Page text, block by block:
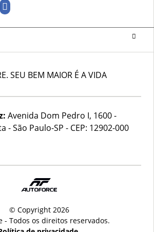
SEU BEM MAIOR É A VIDA
Avenida Dom Pedro I, 1600 -
- São Paulo-SP - CEP: 12902-000
© Copyright 2026
- Todos os direitos reservados.